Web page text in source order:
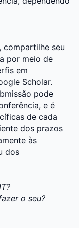
compartilhe seu
por meio de
em
Scholar.
pode
e é
de cada
dos prazos
às
dos
o seu?